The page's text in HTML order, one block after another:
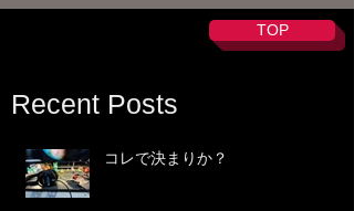
TOP
Recent Posts
コレで決まりか？